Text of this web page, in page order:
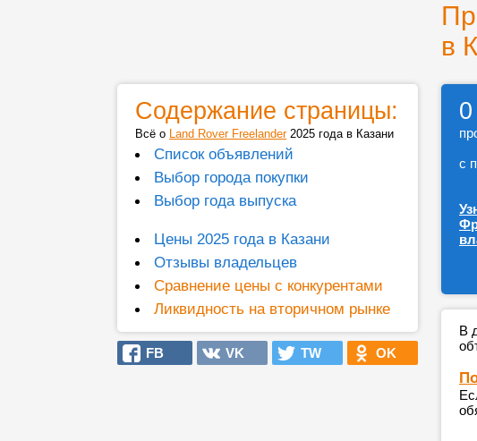
в
Содержание страницы:
Всё о Land Rover Freelander2025 года в Казани
Список объявлений
Выбор города покупки
Выбор года выпуска
Цены 2025 года в Казани
Отзывы владельцев
Сравнение цены с конкурентами
Ликвидность на вторичном рынке
FB VK TW OK
с
В